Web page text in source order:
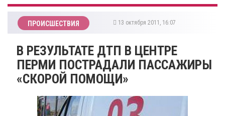
ПРОИСШЕСТВИЯ 13 октября 2011, 16:07
В РЕЗУЛЬТАТЕ ДТП В ЦЕНТРЕ
ПЕРМИ ПОСТРАДАЛИ ПАССАЖИРЫ
«СКОРОЙ ПОМОЩИ»